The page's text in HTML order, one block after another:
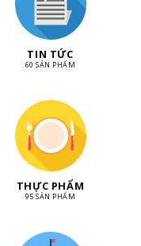
TIN TỨC
60 SẢN PHẨM
THỰC PHẨM
95 SẢN PHẨM